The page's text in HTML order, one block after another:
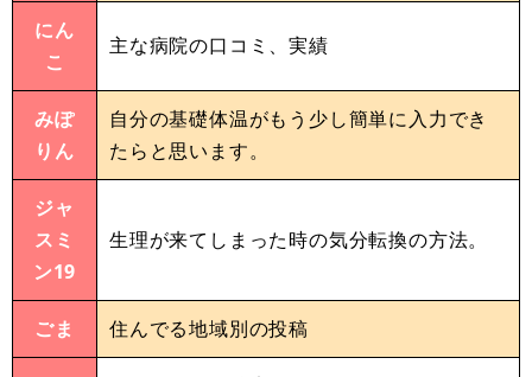
にん
こ
主な病院の口コミ、実績
みぽ
りん
自分の基礎体温がもう少し簡単に入力でき
たらと思います。
ジャ
スミ
ン19
生理が来てしまった時の気分転換の方法。
ごま 住んでる地域別の投稿